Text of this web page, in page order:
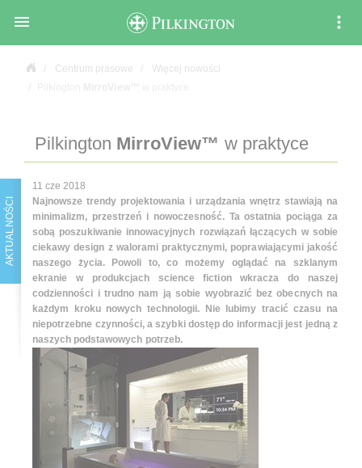

Centrum prasowe
Więcej nowości
Pilkington MirroView™ w praktyce
AKTUALNOŚCI
11 cze 2018
Najnowsze trendy projektowania i urządzania wnętrz stawiają na
minimalizm, przestrzeń i nowoczesność. Ta ostatnia pociąga za
sobą poszukiwanie innowacyjnych rozwiązań łączących w sobie
ciekawy design z walorami praktycznymi, poprawiającymi jakość
naszego życia. Powoli to, co możemy oglądać na szklanym
ekranie w produkcjach science fiction wkracza do naszej
codzienności i trudno nam ją sobie wyobrazić bez obecnych na
każdym kroku nowych technologii. Nie lubimy tracić czasu na
niepotrzebne czynności, a szybki dostęp do informacji jest jedną z
naszych podstawowych potrzeb.